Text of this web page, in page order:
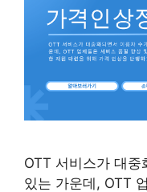
OTT 서비스가 대중
있는 가운데, OTT